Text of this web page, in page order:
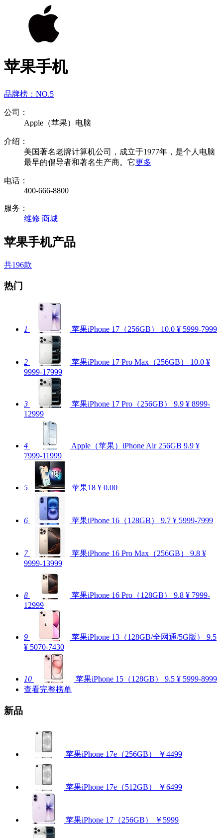
苹果手机
品牌榜： NO.5
公司：
Apple（苹果）电脑
介绍：
美国著名老牌计算机公司，成立于1977年，是个人电脑
最早的倡导者和著名生产商。它更多
电话：
400-666-8800
服务：
维修 商城
苹果手机产品
共196款
热门
1 苹果iPhone 17（256GB） 10.0 ¥ 5999-7999
2 苹果iPhone 17 Pro Max（256GB） 10.0 ¥
9999-17999
3 苹果iPhone 17 Pro（256GB） 9.9 ¥ 8999-
12999
4 Apple（苹果）iPhone Air 256GB 9.9 ¥
7999-11999
5 苹果18 ¥ 0.00
6 苹果iPhone 16（128GB） 9.7 ¥ 5999-7999
7 苹果iPhone 16 Pro Max（256GB） 9.8 ¥
9999-13999
8 苹果iPhone 16 Pro（128GB） 9.8 ¥ 7999-
12999
9 苹果iPhone 13（128GB/全网通/5G版）
9.5
¥ 5070-7430
10 苹果iPhone 15（128GB） 9.5 ¥ 5999-8999
查看完整榜单
新品
苹果iPhone 17e（256GB） ￥4499
苹果iPhone 17e（512GB） ￥6499
苹果iPhone 17（256GB） ￥5999